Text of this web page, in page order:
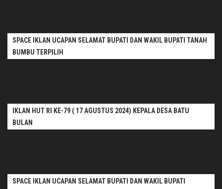
SPACE IKLAN UCAPAN SELAMAT BUPATI DAN WAKIL BUPATI TANAH
BUMBU TERPILIH
IKLAN HUT RI KE-79 ( 17 AGUSTUS 2024) KEPALA DESA BATU
BULAN
SPACE IKLAN UCAPAN SELAMAT BUPATI DAN WAKIL BUPATI